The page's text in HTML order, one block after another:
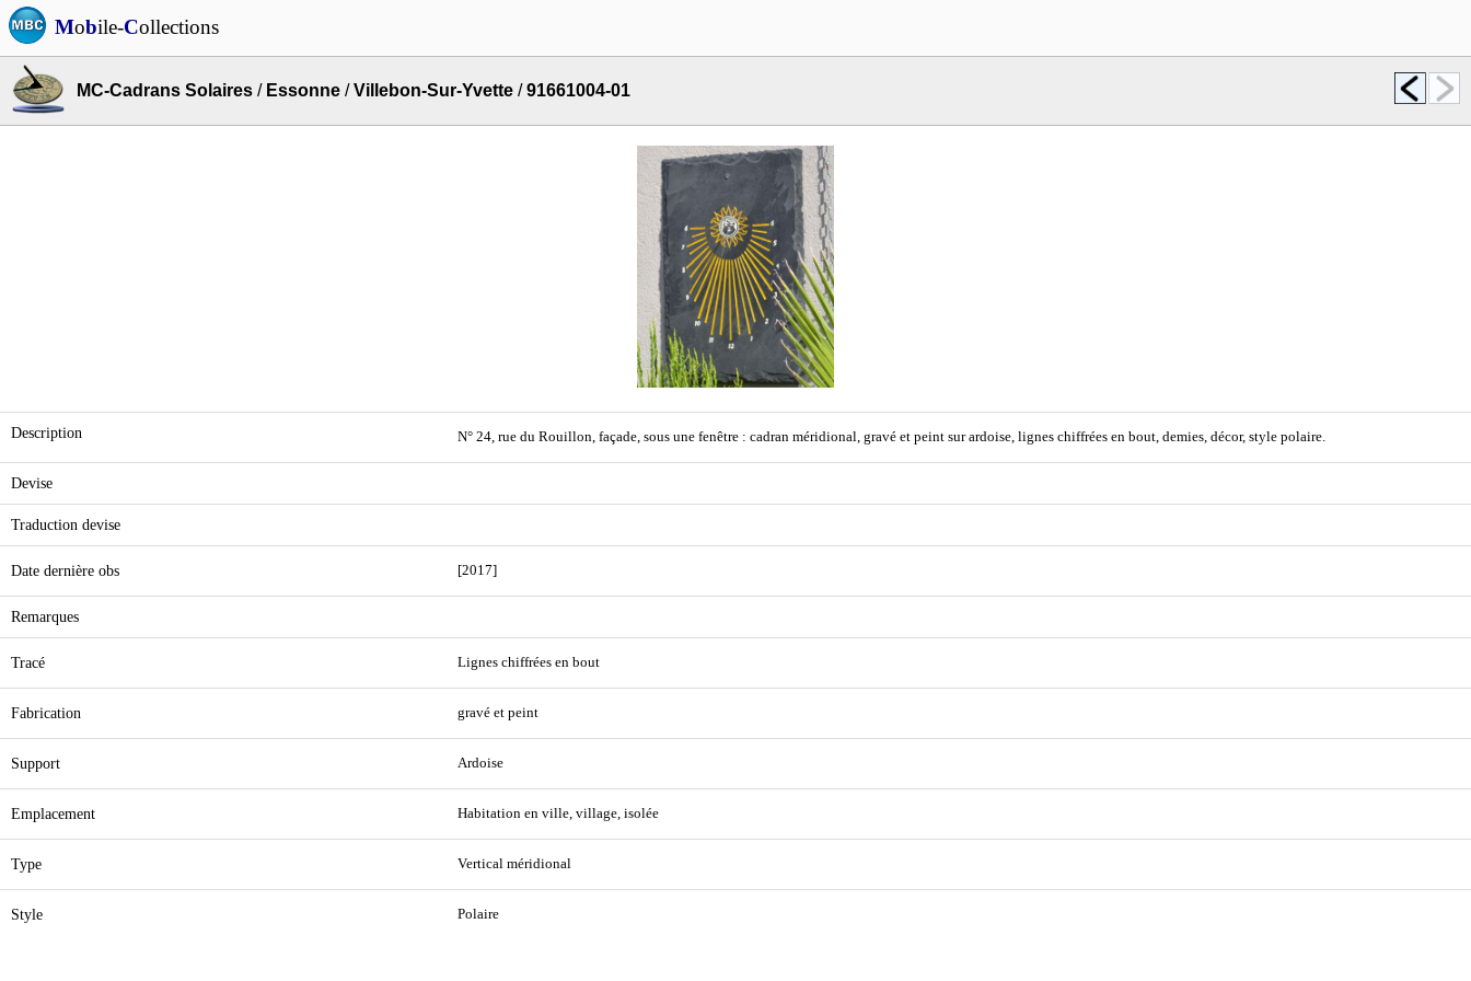
Mobile-Collections
MC-Cadrans Solaires / Essonne /Villebon-Sur-Yvette /91661004-01
Description N° 24, rue du Rouillon, façade, sous une fenêtre : cadran méridional, gravé et peint sur ardoise, lignes chiffrées en bout, demies, décor, style polaire.
Devise
Traduction devise
Date dernière obs [2017]
Remarques
Tracé Lignes chiffrées en bout
Fabrication gravé et peint
Support Ardoise
Emplacement Habitation en ville, village, isolée
Type Vertical méridional
Style Polaire